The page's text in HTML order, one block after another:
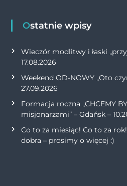
Ostatnie wpisy
Wieczór modlitwy i łaski
17.08.2026
Weekend OD-NOWY „Oto
27.09.2026
Formacja roczna „CHCEMY
misjonarzami” – Gdańsk –
Co to za miesiąc! Co to za
dobra – prosimy o więcej :)